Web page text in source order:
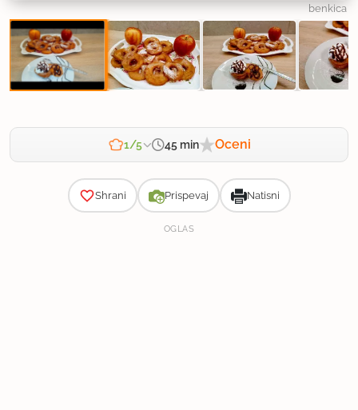
benkica
1/5 45 min Oceni
Shrani Prispevaj Natisni
OGLAS